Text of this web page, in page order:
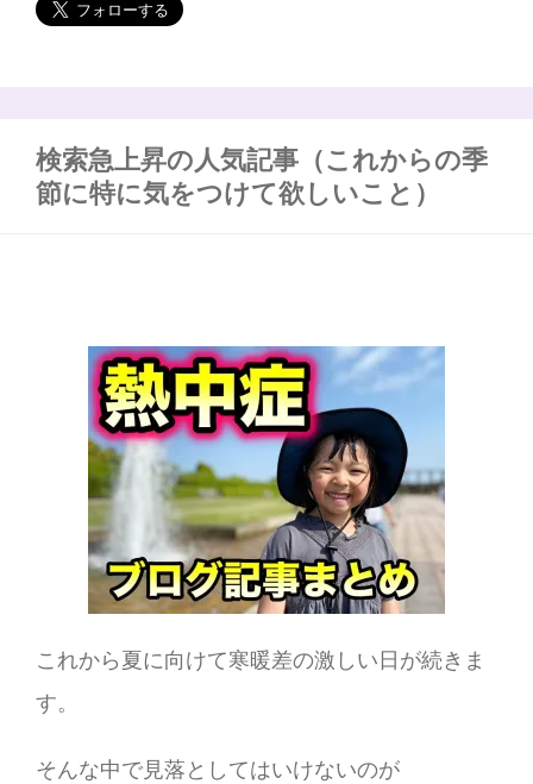
検索急上昇の人気記事（これからの季
節に特に気をつけて欲しいこと）
これから夏に向けて寒暖差の激しい日が続きま
す。
そんな中で見落としてはいけないのが